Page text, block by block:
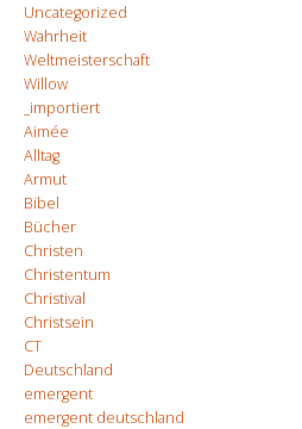
Uncategorized
Wahrheit
Weltmeisterschaft
Willow
_importiert
Aimée
Alltag
Armut
Bibel
Bücher
Christen
Christentum
Christival
Christsein
CT
Deutschland
emergent
emergent deutschland